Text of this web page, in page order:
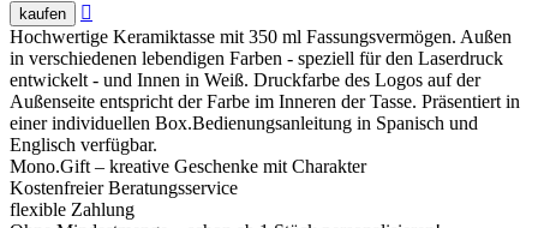
kaufen

Hochwertige Keramiktasse mit 350 ml Fassungsvermögen. Außen
in verschiedenen lebendigen Farben - speziell für den Laserdruck
entwickelt - und Innen in Weiß. Druckfarbe des Logos auf der
Außenseite entspricht der Farbe im Inneren der Tasse. Präsentiert in
einer individuellen Box.Bedienungsanleitung in Spanisch und
Englisch verfügbar.
Mono.Gift – kreative Geschenke mit Charakter
Kostenfreier Beratungsservice
flexible Zahlung